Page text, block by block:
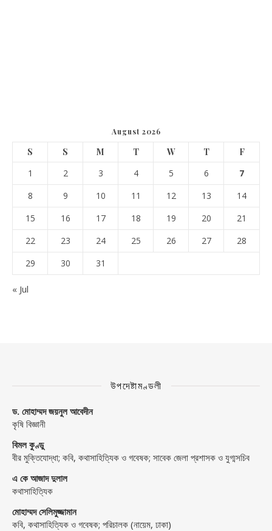
August 2026
S S M T W T
F
1
2 3 4 5 6
7
8
9 10 11 12 13
14
15
16 17 18 19 20
21
22
23 24 25 26 27
28
29
30 31
« Jul
উপদেষ্টামণ্ডলী
ড. মোহাম্মদ জয়নুল আবেদীন
কৃষি বিজ্ঞানী
বিমল কুণ্ডু
বীর মুক্তিযোদ্ধা; কবি, কথাসাহিত্যিক ও গবেষক; সাবেক জেলা প্রশাসক ও যুগ্মসচিব
এ কে আজাদ দুলাল
কথাসাহিত্যিক
মোহাম্মদ সেলিমুজ্জামান
কবি, কথাসাহিত্যিক ও গবেষক; পরিচালক (নায়েম, ঢাকা)